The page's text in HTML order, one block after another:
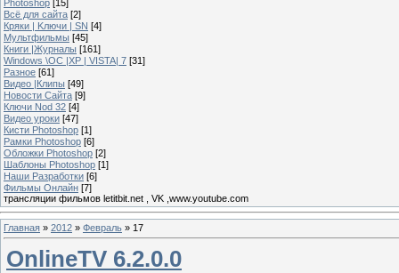
Photoshop [15]
Всё для сайта [2]
Кряки | Kлючи | SN [4]
Мультфильмы [45]
Книги |Журналы [161]
Windows \OC |XP | VISTA| 7 [31]
Разное [61]
Видео |Клипы [49]
Новости Сайта [9]
Ключи Nod 32 [4]
Видео уроки [47]
Кисти Photoshop [1]
Рамки Photoshop [6]
Обложки Photoshop [2]
Шаблоны Photoshop [1]
Наши Разработки [6]
Фильмы Онлайн [7]
трансляции фильмов letitbit.net , VK ,www.youtube.com
Главная » 2012 » Февраль » 17
OnlineTV 6.2.0.0